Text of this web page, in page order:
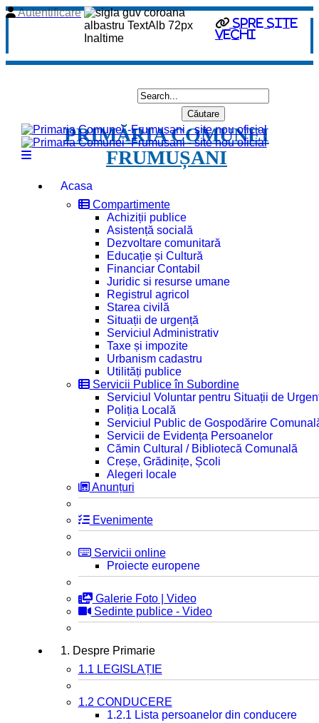
spre site
vechi
Autentificare
PRIMĂRIA COMUNEI
FRUMUȘANI
Acasa
Compartimente
Achiziții publice
Asistență socială
Dezvoltare comunitară
Educație și Cultură
Financiar Contabil
Juridic si resurse umane
Registrul agricol
Starea civilă
Situații de urgență
Serviciul Administrativ
Taxe și impozite
Urbanism cadastru
Utilități publice
Servicii Publice în Subordine
Serviciul Voluntar pentru Situații de
Poliția Locală
Serviciul Public de Gospodărire
Servicii de Evidența Persoanelor
Cămin Cultural / Bibliotecă Comunală
Creșe, Grădinițe, Școli
Alegeri locale
Anunțuri
Evenimente
Servicii online
Proiecte europene
Galerie Foto | Video
Sedinte publice - Video
1. Despre Primarie
1.1 LEGISLAȚIE
1.2 CONDUCERE
1.2.1 Lista persoanelor din conducere